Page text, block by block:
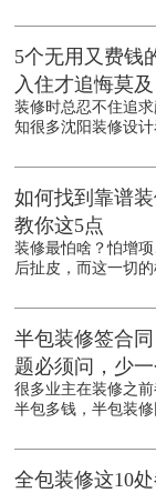
5个无用又费钱
入住才追悔莫及
装修时总忍不住追
知很多沈阳装修设
如何找到靠谱
教你这5点
装修最怕啥？怕增
后扯皮，而这一切
半包装修签合
题必须问，少
很多业主在装修之
半包多钱，半包装
全包装修这10